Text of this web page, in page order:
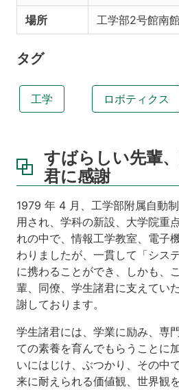
場所 工学部2号館南
タグ
工学 ロボティクス
すばらしい先輩
君に感謝
1979 年 4 月、工学部附属自動
用され、学科の新設、大学院重
れの中で、情報工学教室、電子
わりましたが、一貫して「シス
に携わることができ、しかも、
輩、同僚、学生諸君に支えてい
謝しております。
学生諸君には、学業に励み、専
ての素養を育んでもらうことに
いにはじけ、ぶつかり、その中
来に耐えられる価値観、世界観